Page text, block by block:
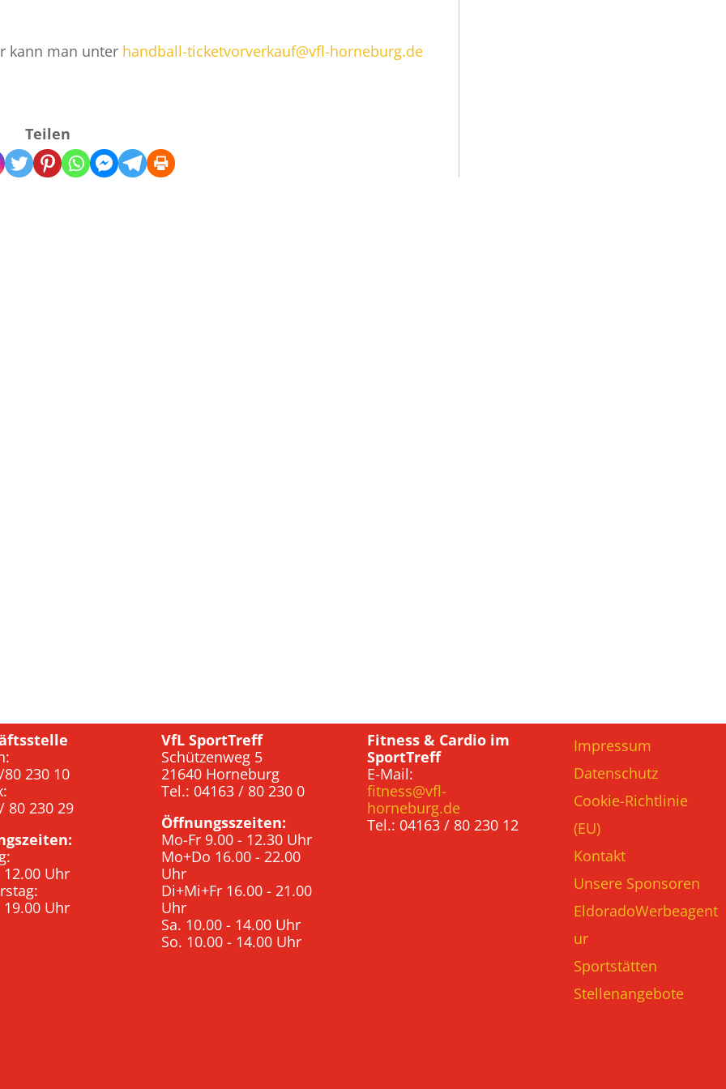
kann man unter handball-ticketvorverkauf@vfl-horneburg.de
Teilen
230 10
80 230 29
12.00 Uhr
19.00 Uhr
VfL SportTreff
Schützenweg 5
21640 Horneburg
Tel.: 04163 / 80 230 0
Öffnungsszeiten:
Mo-Fr 9.00 - 12.30 Uhr
Mo+Do 16.00 - 22.00
Uhr
Di+Mi+Fr 16.00 - 21.00
Uhr
Sa. 10.00 - 14.00 Uhr
So. 10.00 - 14.00 Uhr
Fitness & Cardio im
SportTreff
E-Mail:
fitness@vfl-
horneburg.de
Tel.: 04163 / 80 230 12
Impressum
Datenschutz
Cookie-Richtlinie
(EU)
Kontakt
Unsere Sponsoren
EldoradoWerbeagent
ur
Sportstätten
Stellenangebote